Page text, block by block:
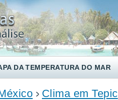
DA TEMPERATURA DO MAR
Clima em Tepic